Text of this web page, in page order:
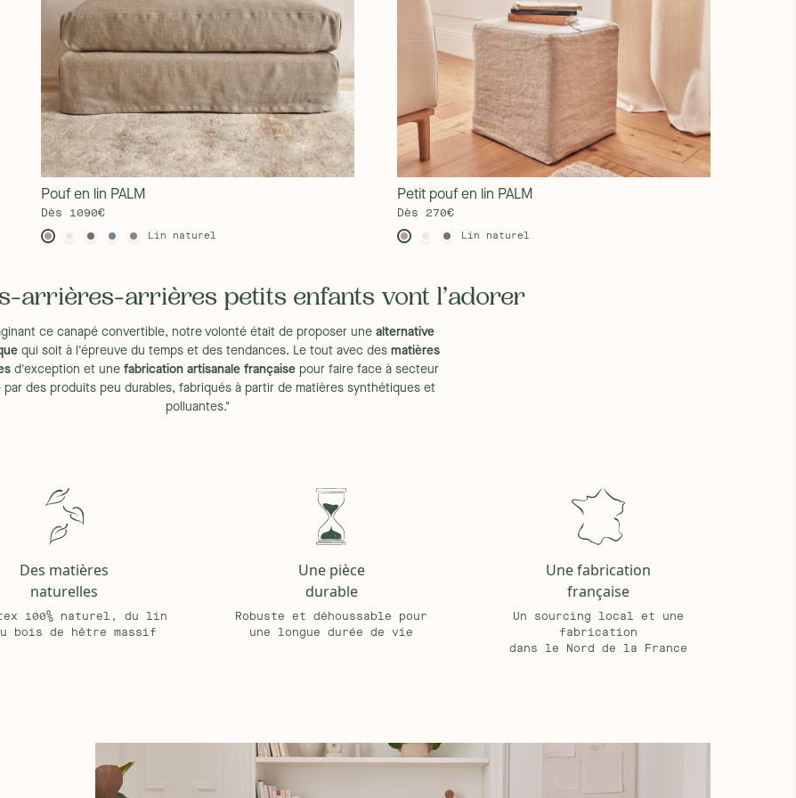
accoudoirs et la partie avant
à placer dans le canapé.
de votre ascenseur ou de
contraire, les frais de retour
partie avant inférieure seront à
: 2
en option et peut être effectuée
notre service client reste à
housses des coussins en cas de
pour les défauts de fabrication.
Pouf en lin PALM
Dès 1090€
Lin naturel
Petit pouf en lin PALM
Dès 270€
Lin naturel
arrières-arrières petits enfants vont l’adorer
ce canapé convertible, notre volonté était de proposer unealternative
qui soit à l'épreuve du temps et des tendances. Le tout avec des matières
d'exception et unefabrication artisanale française pour faire face à secteur
par des produits peu durables, fabriqués à partir de matières synthétiques et
polluantes."
Des matières
naturelles
100% naturel, du lin
bois de hêtre massif
Une pièce
durable
Robuste et déhoussable pour
une longue durée de vie
Une fabrication
française
Un sourcing local et une
fabrication
dans le Nord de la France